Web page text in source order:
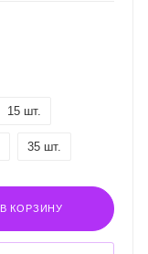
15 шт.
35 шт.
В КОРЗИНУ